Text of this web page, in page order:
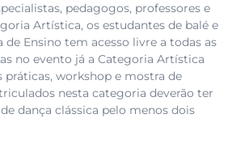
pedagogos, professores e
Artística, os estudantes de balé e
de Ensino tem acesso livre a todas as
no evento já a Categoria Artística
práticas, workshop e mostra de
nesta categoria deverão ter
dança clássica pelo menos dois